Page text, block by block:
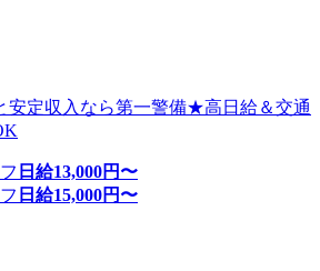
安定収入なら第一警備★高日給＆交通
日給13,000円〜
日給15,000円〜